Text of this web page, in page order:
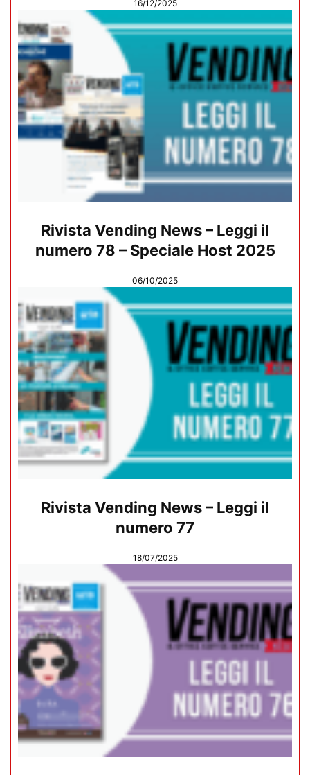
16/12/2025
Rivista Vending News – Leggi il
numero 78 – Speciale Host 2025
06/10/2025
Rivista Vending News – Leggi il
numero 77
18/07/2025